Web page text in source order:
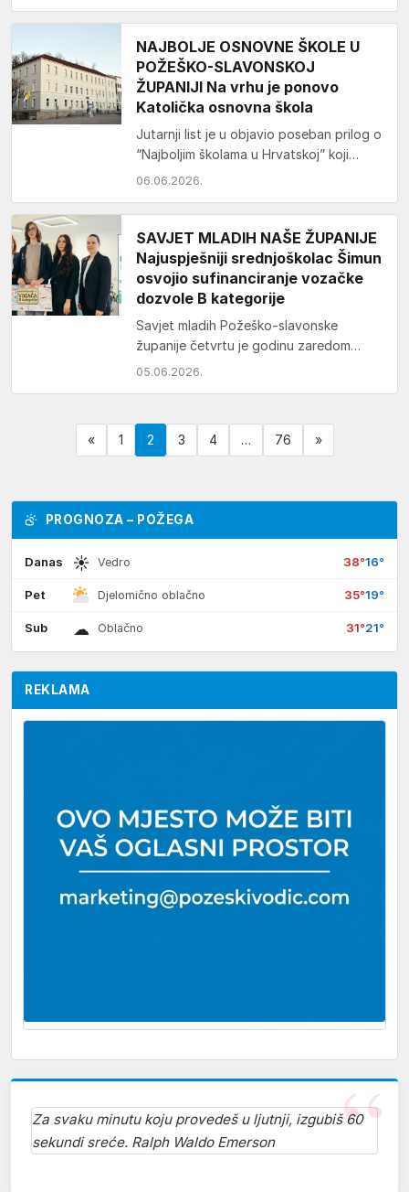
NAJBOLJE OSNOVNE ŠKOLE U
POŽEŠKO-SLAVONSKOJ
ŽUPANIJI Na vrhu je ponovo
Katolička osnovna škola
Jutarnji list je u objavio poseban prilog o
“Najboljim školama u Hrvatskoj” koji
prezentira rang liste svih gimnazija,
06.06.2026.
SAVJET MLADIH NAŠE ŽUPANIJE
Najuspješniji srednjoškolac Šimun
osvojio sufinanciranje vozačke
dozvole B kategorije
Savjet mladih Požeško-slavonske
županije četvrtu je godinu zaredom
proveo natječaj „Vozačka dozvola”
05.06.2026.
« 1 2 3 4 … 76 »
PROGNOZA – POŽEGA
Danas ☀ Vedro 38°16°
Pet Djelomično oblačno 35°19°
Sub ☁ Oblačno 31°21°
REKLAMA
Za svaku minutu koju provedeš u ljutnji, izgubiš 60
sekundi sreće. Ralph Waldo Emerson